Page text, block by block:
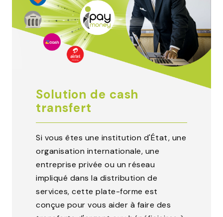
Solution de cash
transfert
Si vous êtes une institution d'État, une
organisation internationale, une
entreprise privée ou un réseau
impliqué dans la distribution de
services, cette plate-forme est
conçue pour vous aider à faire des